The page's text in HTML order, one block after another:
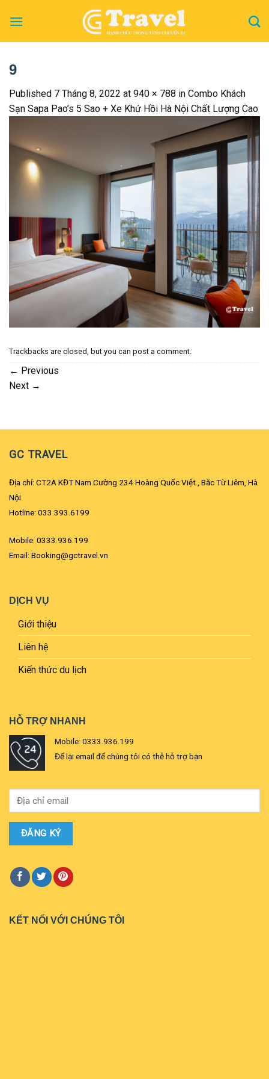
9
Published 7 Tháng 8, 2022 at 940 × 788 in Combo Khách
Sạn Sapa Pao’s 5 Sao + Xe Khứ Hồi Hà Nội Chất Lượng Cao
Trackbacks are closed, but you can post a comment
← Previous
Next →
GC TRAVEL
Địa chỉ: CT2A KĐT Nam Cường 234 Hoàng Quốc Việt , Bắc Từ Liêm, Hà
Nội
Hotline: 033.393.6199
Mobile: 0333.936.199
Email: Booking@gctravel.vn
DỊCH VỤ
Giới thiệu
Liên hệ
Kiến thức du lịch
HỖ TRỢ NHANH
Mobile: 0333.936.199
Để lại email để chúng tôi có thễ hỗ trợ bạn
KẾT NỐI VỚI CHÚNG TÔI